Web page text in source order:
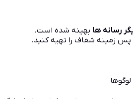
رسانه ها بهینه شده است.
زمینه شفاف را تهیه کنید.